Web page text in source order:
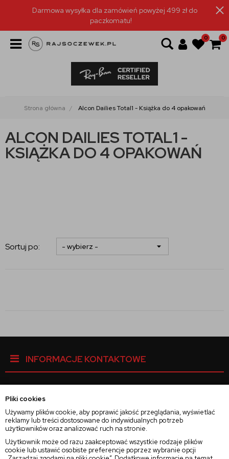
Pliki cookies
Używamy plików cookie, aby poprawić jakość przeglądania, wyświetlać
reklamy lub treści dostosowane do indywidualnych potrzeb
użytkowników oraz analizować ruch na stronie.
Użytkownik może od razu zaakceptować wszystkie rodzaje plików
cookie lub ustawić osobiste preferencje poprzez wybranie opcji
Darmowa wysyłka dla zamówień powyżej 499 zł do
paczkomatu!
0 0
Strona główna Alcon Dailies Total1 - Książka do 4 opakowań
ALCON DAILIES TOTAL1 -
KSIĄŻKA DO 4 OPAKOWAŃ
Sortuj po:
INFORMACJE KONTAKTOWE
Facebook
Instagram